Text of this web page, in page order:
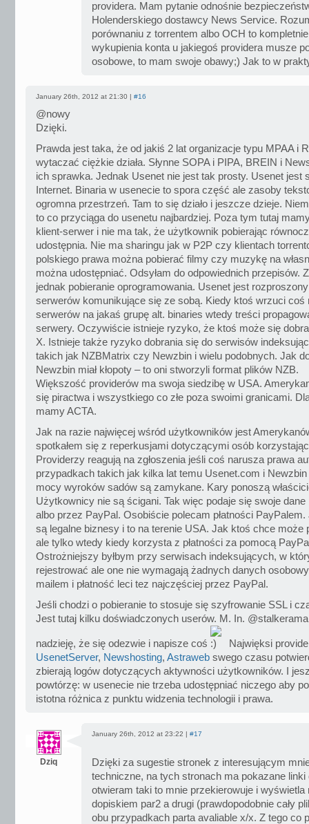
providera. Mam pytanie odnośnie
Holenderskiego dostawcy News Service.
porównaniu z torrentem albo OCH to
wykupienia konta u jakiegoś providera musze
osobowe, to mam swoje obawy;) Jak to w
January 26th, 2012 at 21:30 | #16
@nowy
Dzięki.
Prawda jest taka, że od jakiś 2 lat organizacje typu MPAA i
wytaczać ciężkie działa. Słynne SOPA i PIPA, BREIN i
ich sprawka. Jednak Usenet nie jest tak prosty. Usenet jest
Internet. Binaria w usenecie to spora część ale zasoby
ogromna przestrzeń. Tam to się działo i jeszcze dzieje.
to co przyciąga do usenetu najbardziej. Poza tym tutaj
klient-serwer i nie ma tak, że użytkownik pobierając
udostępnia. Nie ma sharingu jak w P2P czy klientach
polskiego prawa można pobierać filmy czy muzykę na
można udostępniać. Odsyłam do odpowiednich przepisów.
jednak pobieranie oprogramowania. Usenet jest
serwerów komunikujące się ze sobą. Kiedy ktoś wrzuci coś
serwerów na jakaś grupę alt. binaries wtedy treści
serwery. Oczywiście istnieje ryzyko, że ktoś może się
X. Istnieje także ryzyko dobrania się do serwisów
takich jak NZBMatrix czy Newzbin i wielu podobnych. Jak
Newzbin miał kłopoty – to oni stworzyli format plików NZB.
Większość providerów ma swoja siedzibę w USA.
się piractwa i wszystkiego co złe poza swoimi granicami.
mamy ACTA.
Jak na razie najwięcej wśród użytkowników jest
spotkałem się z reperkusjami dotyczącymi osób
Providerzy reagują na zgłoszenia jeśli coś narusza prawa
przypadkach takich jak kilka lat temu Usenet.com i
mocy wyroków sadów są zamykane. Kary ponoszą
Użytkownicy nie są ścigani. Tak więc podaje się swoje dane
albo przez PayPal. Osobiście polecam płatności
są legalne biznesy i to na terenie USA. Jak ktoś chce może
ale tylko wtedy kiedy korzysta z płatności za pomocą
Ostrożniejszy byłbym przy serwisach indeksujących, w
rejestrować ale one nie wymagają żadnych danych
mailem i płatność leci tez najczęściej przez PayPal.
Jeśli chodzi o pobieranie to stosuje się szyfrowanie SSL i
Jest tutaj kilku doświadczonych userów. M. In.
nadzieję, że się odezwie i napisze coś
Najwięksi
UsenetServer, Newshosting, Astraweb swego czasu
zbierają logów dotyczących aktywności użytkowników. I
powtórzę: w usenecie nie trzeba udostępniać niczego aby
istotna różnica z punktu widzenia technologii i prawa.
Dziq
January 26th, 2012 at 23:22 | #17
Dzięki za sugestie stronek z interesującym
techniczne, na tych stronach ma pokazane
otwieram taki to mnie przekierowuje i wyświetla
dopiskiem par2 a drugi (prawdopodobnie cały
obu przypadkach parta avaliable x/x. Z tego co